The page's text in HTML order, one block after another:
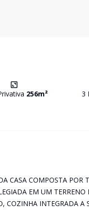
256m² 3
CASA COMPOSTA POR
EM UM
COZINHA INTEGRADA A